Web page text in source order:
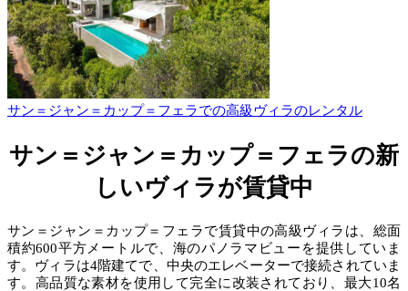
サン＝ジャン＝カップ＝フェラでの高級ヴィラのレンタル
サン＝ジャン＝カップ＝フェラの新
しいヴィラが賃貸中
サン＝ジャン＝カップ＝フェラで賃貸中の高級ヴィラは、総面
積約600平方メートルで、海のパノラマビューを提供していま
す。ヴィラは4階建てで、中央のエレベーターで接続されていま
す。高品質な素材を使用して完全に改装されており、最大10名